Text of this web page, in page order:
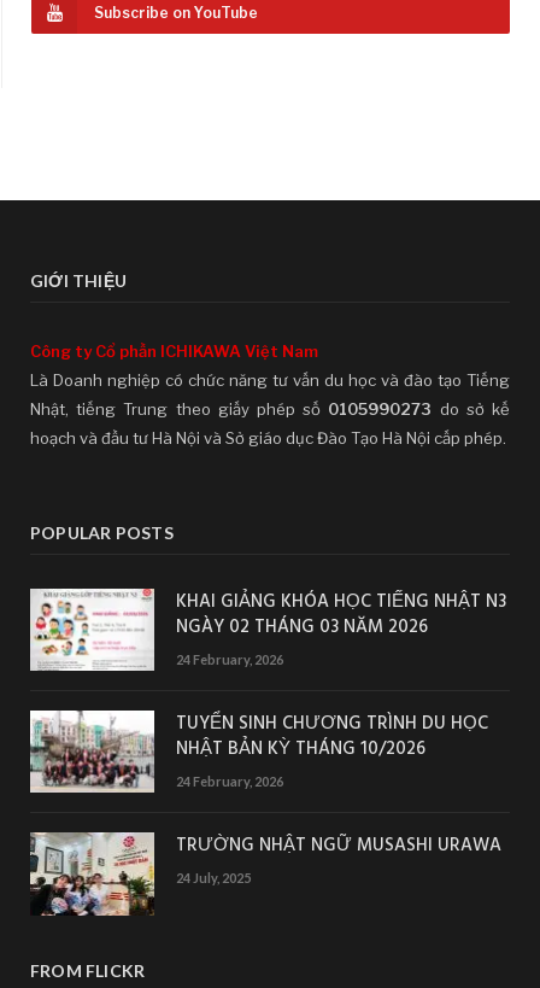
Subscribe on YouTube
GIỚI THIỆU
Công ty Cổ phần ICHIKAWA Việt Nam
Là Doanh nghiệp có chức năng tư vấn du học và đào tạo Tiếng
Nhật, tiếng Trung theo giấy phép số 0105990273 do sở kế
hoạch và đầu tư Hà Nội và Sở giáo dục Đào Tạo Hà Nội cấp phép.
POPULAR POSTS
KHAI GIẢNG KHÓA HỌC TIẾNG NHẬT N3
NGÀY 02 THÁNG 03 NĂM 2026
24 February, 2026
TUYỂN SINH CHƯƠNG TRÌNH DU HỌC
NHẬT BẢN KỲ THÁNG 10/2026
24 February, 2026
TRƯỜNG NHẬT NGỮ MUSASHI URAWA
24 July, 2025
FROM FLICKR